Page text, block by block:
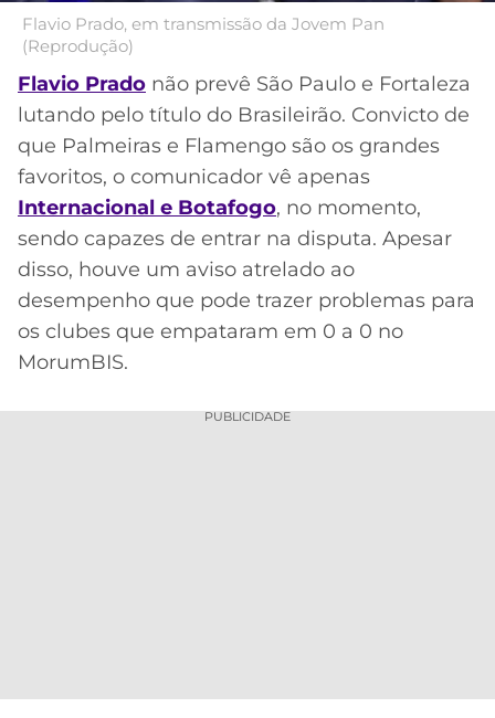
APOSTAS
CASSINOS
ONLINE
MELHORES
CASSINOS
ONLINE
2026
BOTAFOGO
VASCO
INTERNACIONAL
GRÊMIO
ATLÉTICO
MG
COPA
SUL-
AMERICANA
LIGA
DOS
CAMPEÕES
LALIGA
Flavio Prado, em transmissão da Jovem Pan
(Reprodução)
Flavio Prado não prevê São Paulo e Fortaleza
lutando pelo título do Brasileirão. Convicto de
que Palmeiras e Flamengo são os grandes
favoritos, o comunicador vê apenas
Internacional e Botafogo, no momento,
sendo capazes de entrar na disputa. Apesar
disso, houve um aviso atrelado ao
desempenho que pode trazer problemas para
os clubes que empataram em 0 a 0 no
MorumBIS.
PUBLICIDADE